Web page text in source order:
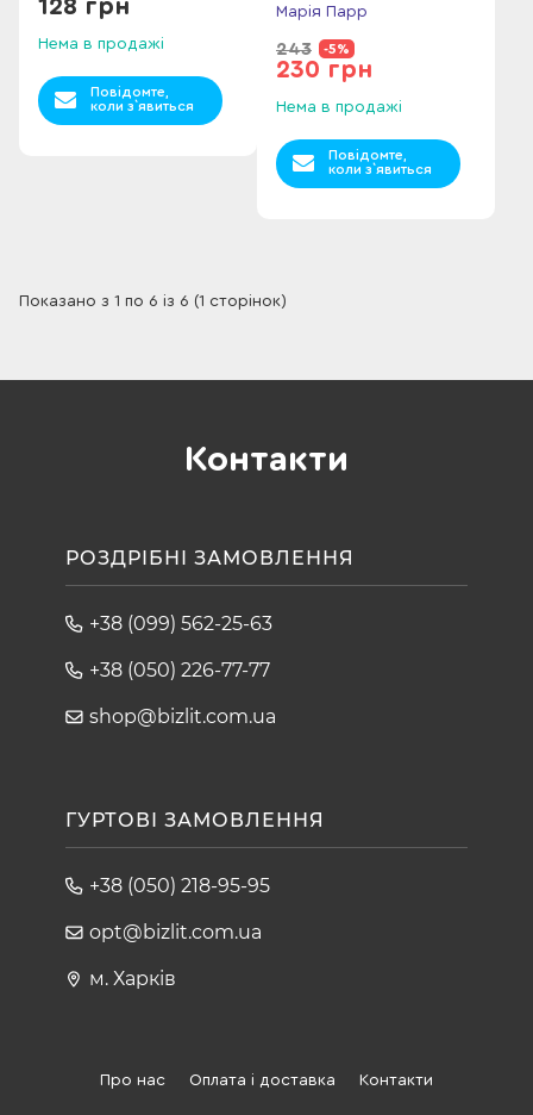
128 грн
Нема в продажі
Повідомте,
коли з`явиться
Марія Парр
243 -5%
230 грн
Нема в продажі
Повідомте,
коли з`явиться
Показано з 1 по 6 із 6 (1 сторінок)
Контакти
РОЗДРІБНІ ЗАМОВЛЕННЯ
+38 (099) 562-25-63
+38 (050) 226-77-77
shop@bizlit.com.ua
ГУРТОВІ ЗАМОВЛЕННЯ
+38 (050) 218-95-95
opt@bizlit.com.ua
м. Харків
Про нас Оплата і доставка Контакти